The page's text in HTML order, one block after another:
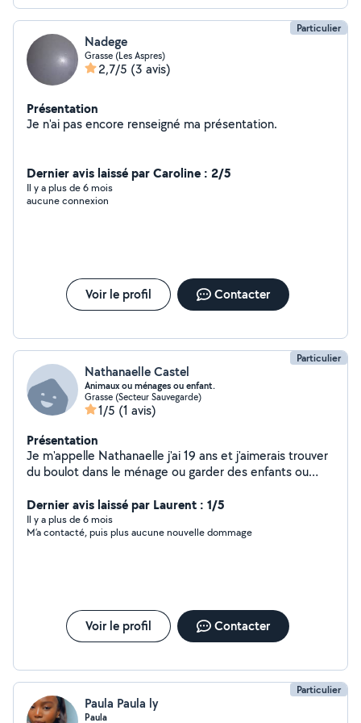
pour me présenter ,répondre à toute vos questions et
que l'enfant se familiarise avec sa potentielle prochaine
nounou :)
Particulier
Nadege
Grasse (Les Aspres)
2,7/5 (3 avis)
Présentation
Je n'ai pas encore renseigné ma présentation.
Dernier avis laissé par Caroline : 2/5
Il y a plus de 6 mois
aucune connexion
Voir le profil Contacter
Particulier
Nathanaelle Castel
Animaux ou ménages ou enfant.
Grasse (Secteur Sauvegarde)
1/5 (1 avis)
Présentation
Je m'appelle Nathanaelle j'ai 19 ans et j'aimerais trouver
du boulot dans le ménage ou garder des enfants ou
sérieuse et très ponctuel.
Dernier avis laissé par Laurent : 1/5
Il y a plus de 6 mois
M’a contacté, puis plus aucune nouvelle dommage
Voir le profil Contacter
Particulier
Paula Paula ly
Paula